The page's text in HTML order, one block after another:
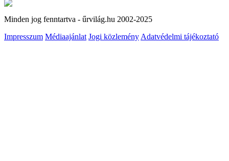
Minden jog fenntartva - űrvilág.hu 2002-2025
Impresszum Médiaajánlat Jogi közlemény Adatvédelmi tájékoztató